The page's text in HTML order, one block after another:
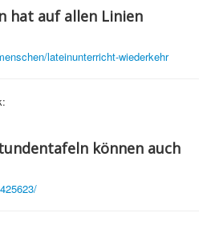
hat auf allen Linien
lateinunterricht-wiederkehr
können auch